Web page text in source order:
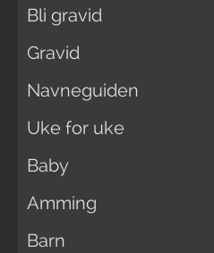
Bli gravid
Gravid
Navneguiden
Uke for uke
Baby
Amming
Barn